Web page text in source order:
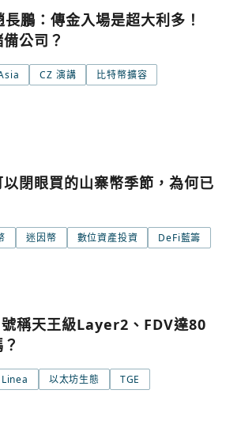
鵬：傳金入場是超大利多！
公司？
CZ 演講
比特幣擴容
閉眼買的山寨幣季節，為何已
迷因幣 數位資產投資 DeFi藍籌
稱天王級Layer2、FDV達80
Linea 以太坊生態 TGE